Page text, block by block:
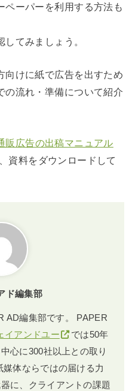
ペーパーを利用する方法も
てみましょう。
向けに紙で広告を出すため
の流れ・準備について紹介
販広告の出稿マニュアル
資料をダウンロードして
ド編集部
AD編集部です。 PAPER
イアンドユー
では50年
心に300社以上との取り
体ならではの届ける力
に、クライアントの課題